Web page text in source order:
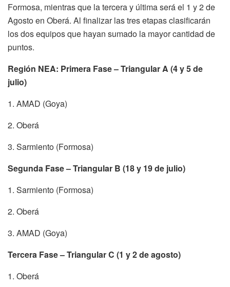
Formosa, mientras que la tercera y última será el 1 y 2 de
Agosto en Oberá. Al finalizar las tres etapas clasificarán
los dos equipos que hayan sumado la mayor cantidad de
puntos.
Región NEA: Primera Fase – Triangular A (4 y 5 de
julio)
1. AMAD (Goya)
2. Oberá
3. Sarmiento (Formosa)
Segunda Fase – Triangular B (18 y 19 de julio)
1. Sarmiento (Formosa)
2. Oberá
3. AMAD (Goya)
Tercera Fase – Triangular C (1 y 2 de agosto)
1. Oberá